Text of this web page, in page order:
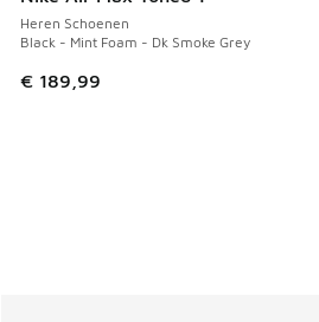
Heren Schoenen
Black - Mint Foam - Dk Smoke Grey
€ 189,99